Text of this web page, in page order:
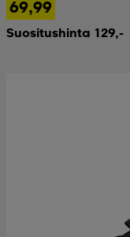
69,99
Suositushinta 129,-